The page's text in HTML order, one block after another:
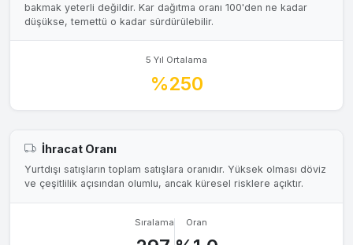
bakmak yeterli değildir. Kar dağıtma oranı 100'den ne kadar
düşükse, temettü o kadar sürdürülebilir.
5 Yıl Ortalama
%250
İhracat Oranı
Yurtdışı satışların toplam satışlara oranıdır. Yüksek olması döviz
ve çeşitlilik açısından olumlu, ancak küresel risklere açıktır.
Sıralama Oran